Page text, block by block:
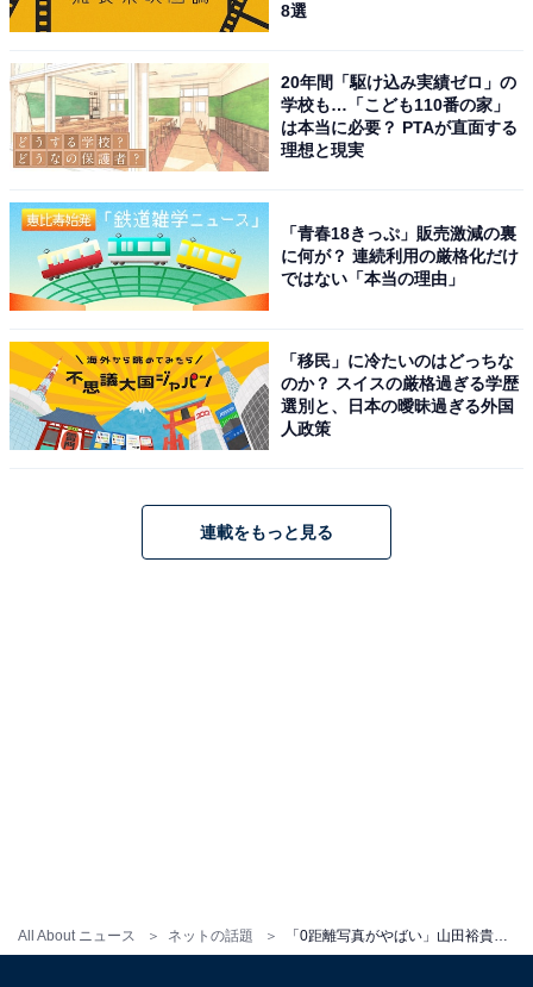
All About ニュース ネットの話題
8選
20年間「駆け込み実績ゼロ」の
学校も…「こども110番の家」
は本当に必要？ PTAが直面する
理想と現実
「青春18きっぷ」販売激減の裏
に何が？ 連続利用の厳格化だけ
ではない「本当の理由」
「移民」に冷たいのはどっちな
のか？ スイスの厳格過ぎる学歴
選別と、日本の曖昧過ぎる外国
人政策
連載をもっと見る